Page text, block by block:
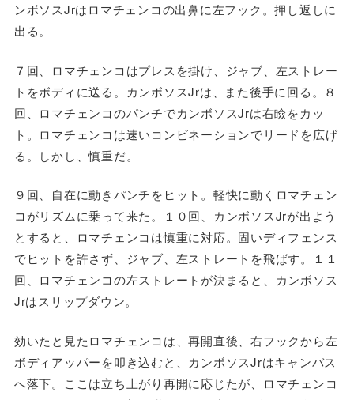
ンボソスJrはロマチェンコの出鼻に左フック。押し返しに
出る。
７回、ロマチェンコはプレスを掛け、ジャブ、左ストレー
トをボディに送る。カンボソスJrは、また後手に回る。８
回、ロマチェンコのパンチでカンボソスJrは右瞼をカッ
ト。ロマチェンコは速いコンビネーションでリードを広げ
る。しかし、慎重だ。
９回、自在に動きパンチをヒット。軽快に動くロマチェン
コがリズムに乗って来た。１０回、カンボソスJrが出よう
とすると、ロマチェンコは慎重に対応。固いディフェンス
でヒットを許さず、ジャブ、左ストレートを飛ばす。１１
回、ロマチェンコの左ストレートが決まると、カンボソス
Jrはスリップダウン。
効いたと見たロマチェンコは、再開直後、右フックから左
ボディアッパーを叩き込むと、カンボソスJrはキャンバス
へ落下。ここは立ち上がり再開に応じたが、ロマチェンコ